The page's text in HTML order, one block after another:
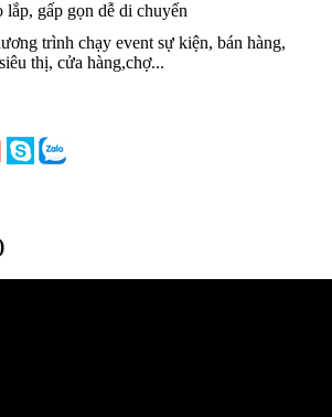
gấp gọn dễ di chuyển
trình chạy event sự kiện, bán hàng,
thị, cửa hàng,chợ...